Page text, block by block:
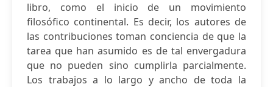
libro, como el inicio de un movimiento
filosófico continental. Es decir, los autores de
las contribuciones toman conciencia de que la
tarea que han asumido es de tal envergadura
que no pueden sino cumplirla parcialmente.
Los trabajos a lo largo y ancho de toda la